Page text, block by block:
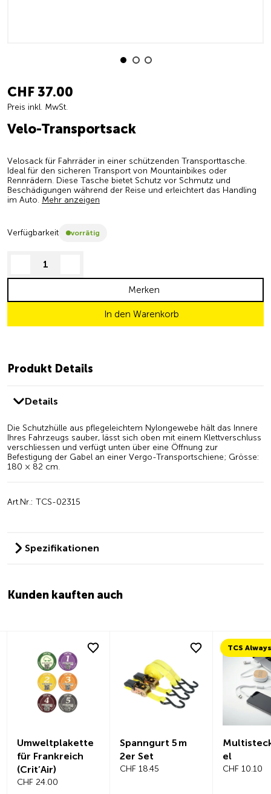
CHF 37.00
Preis inkl. MwSt.
Velo-Transportsack
Velosack für Fahrräder in einer schützenden Transporttasche.
Ideal für den sicheren Transport von Mountainbikes oder
Rennrädern. Diese Tasche bietet Schutz vor Schmutz und
Beschädigungen während der Reise und erleichtert das Handling
im Auto. Mehr anzeigen
Verfügbarkeit vorrätig
decrease quantity
In den Warenkorb
Merken
Produkt Details
Details
Die Schutzhülle aus pflegeleichtem Nylongewebe hält das Innere
Ihres Fahrzeugs sauber, lässt sich oben mit einem Klettverschluss
verschliessen und verfügt unten über eine Öffnung zur
Befestigung der Gabel an einer Vergo-Transportschiene; Grösse:
180 × 82 cm.
Art.Nr.: TCS-02315
Spezifikationen
Kunden kauften auch
Umweltplakette
für Frankreich
(Crit’Air)
CHF 24.00
Spanngurt 5 m
2er Set
CHF 18.45
el
CHF 10.10